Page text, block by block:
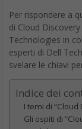
Per rispondere a
di Cloud
Technologies in
esperti di Dell
svelare le chiavi
Indice dei
I temi di “Cloud
Gli ospiti di